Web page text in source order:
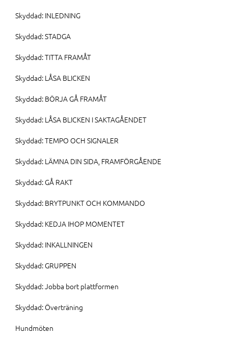
Skyddad: INLEDNING
Skyddad: STADGA
Skyddad: TITTA FRAMÅT
Skyddad: LÅSA BLICKEN
Skyddad: BÖRJA GÅ FRAMÅT
Skyddad: LÅSA BLICKEN I SAKTAGÅENDET
Skyddad: TEMPO OCH SIGNALER
Skyddad: LÄMNA DIN SIDA, FRAMFÖRGÅENDE
Skyddad: GÅ RAKT
Skyddad: BRYTPUNKT OCH KOMMANDO
Skyddad: KEDJA IHOP MOMENTET
Skyddad: INKALLNINGEN
Skyddad: GRUPPEN
Skyddad: Jobba bort plattformen
Skyddad: Överträning
Hundmöten